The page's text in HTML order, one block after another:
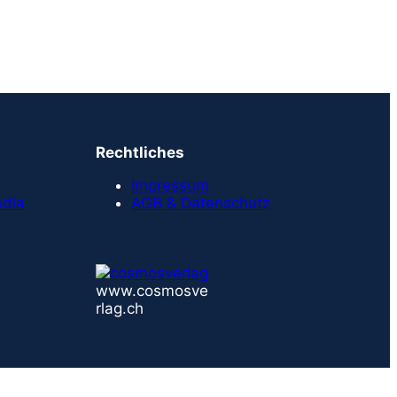
Rechtliches
Impressum
AGB & Datenschutz
www.cosmosve
rlag.ch